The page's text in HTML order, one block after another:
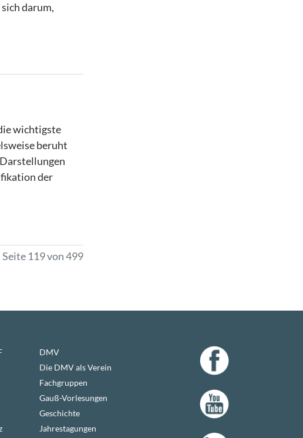
darum,
wichtigste
beruht
der
Seite 119 von 499
DMV
Die DMV als Verein
Fachgruppen
Gauß-Vorlesungen
Geschichte
Jahrestagungen